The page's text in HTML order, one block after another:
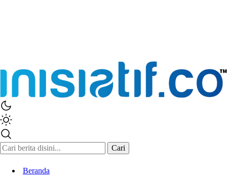
Inisiatif.co
Stay Connected Stay Informed
Cari
Beranda